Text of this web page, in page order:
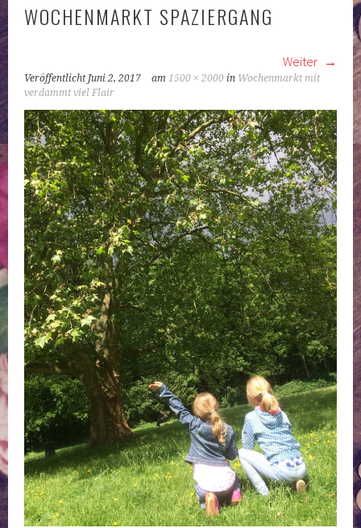
WOCHENMARKT SPAZIERGANG
Weiter
Veröffentlicht Juni 2, 2017 am1500 × 2000 in Wochenmarkt mit
verdammt viel Flair